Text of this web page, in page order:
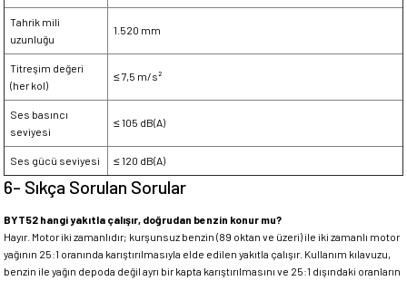
Tahrik mili
uzunluğu
1.520 mm
Titreşim değeri
(her kol)
≤ 7,5 m/s²
Ses basıncı
seviyesi
≤ 105 dB(A)
Ses gücü seviyesi ≤ 120 dB(A)
6- Sıkça Sorulan Sorular
BYT52 hangi yakıtla çalışır, doğrudan benzin konur mu?
Hayır. Motor iki zamanlıdır; kurşunsuz benzin (89 oktan ve üzeri) ile iki zamanlı motor
yağının 25:1 oranında karıştırılmasıyla elde edilen yakıtla çalışır. Kullanım kılavuzu,
benzin ile yağın depoda değil ayrı bir kapta karıştırılmasını ve 25:1 dışındaki oranların